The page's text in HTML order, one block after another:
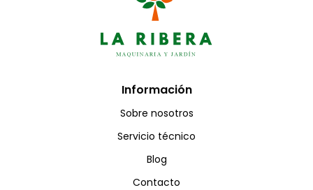
Información
Sobre nosotros
Servicio técnico
Blog
Contacto